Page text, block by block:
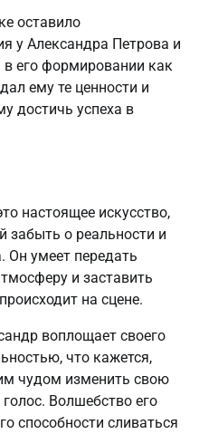
оставило
у Александра Петрова и
его формировании как
ему те ценности и
достичь успеха в
настоящее искусство,
забыть о реальности и
Он умеет передать
и заставить
на сцене.
воплощает своего
что кажется,
чудом изменить свою
Волшебство его
способности сливаться